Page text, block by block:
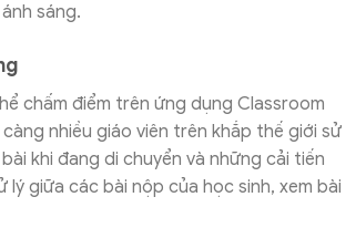
sáng.
chấm điểm trên ứng dụng Classroom
nhiều giáo viên trên khắp thế giới sử
khi đang di chuyển và những cải tiến
lý giữa các bài nộp của học sinh, xem bài